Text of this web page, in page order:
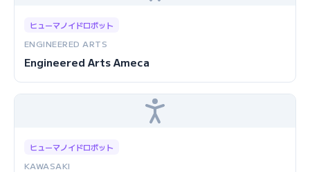
ヒューマノイドロボット
ENGINEERED ARTS
Engineered Arts Ameca
ヒューマノイドロボット
KAWASAKI